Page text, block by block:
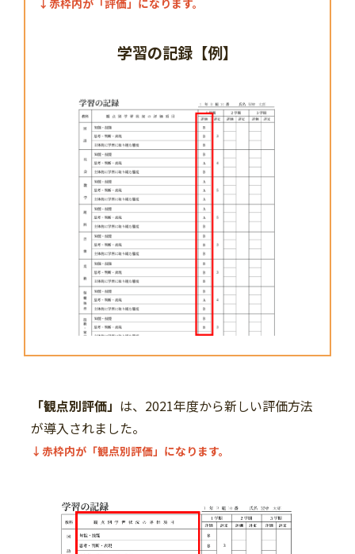
↓赤枠内が「評価」になります。
学習の記録【例】
「観点別評価」 は、2021年度から新しい評価方法
が導入されました。
↓赤枠内が「観点別評価」になります。